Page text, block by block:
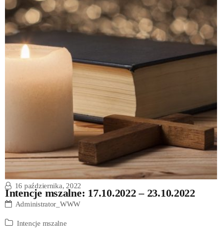
Intencje mszalne: 17.10.2022 – 23.10.2022
16 października, 2022
Administrator_WWW
Intencje mszalne